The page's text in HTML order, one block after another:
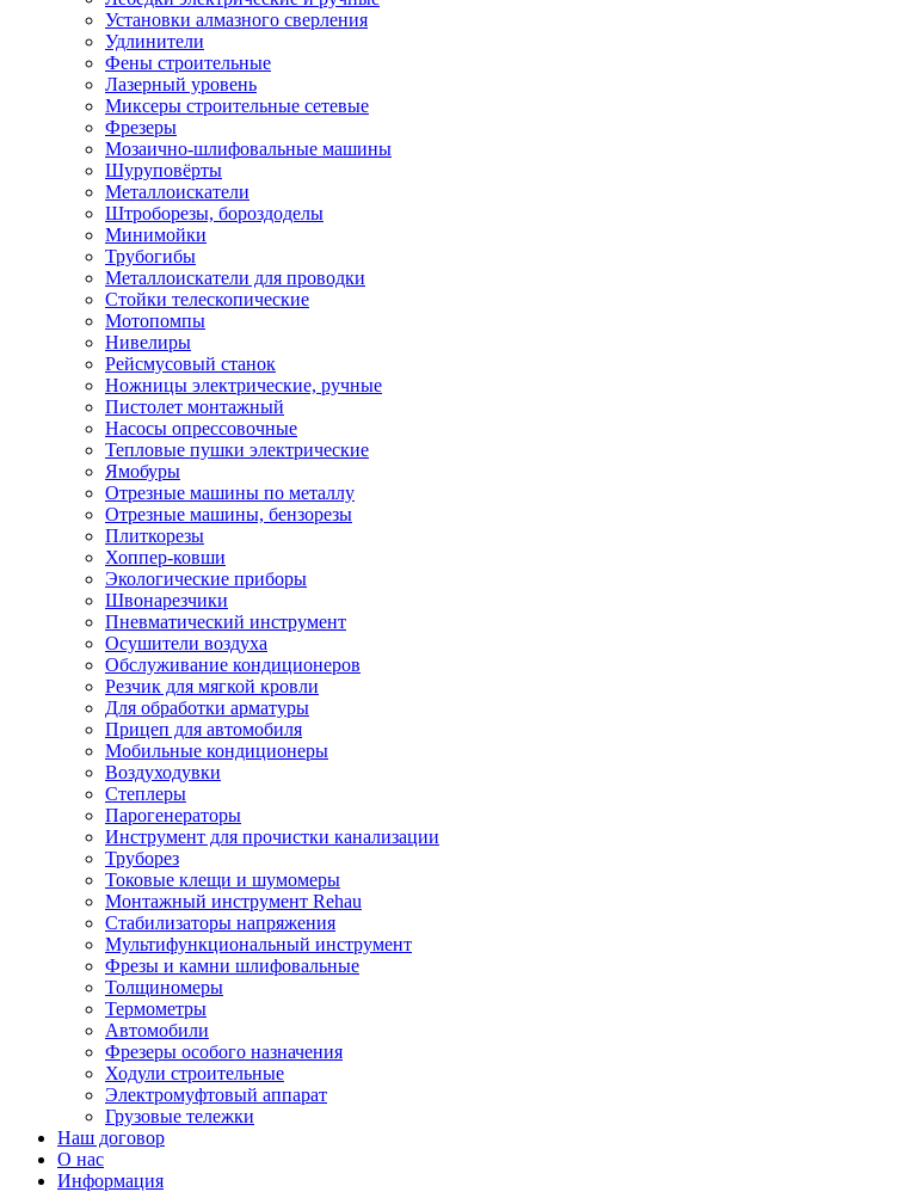
Установки алмазного сверления
Удлинители
Фены строительные
Лазерный уровень
Миксеры строительные сетевые
Фрезеры
Мозаично-шлифовальные машины
Шуруповёрты
Металлоискатели
Штроборезы, бороздоделы
Минимойки
Трубогибы
Металлоискатели для проводки
Стойки телескопические
Мотопомпы
Нивелиры
Рейсмусовый станок
Ножницы электрические, ручные
Пистолет монтажный
Насосы опрессовочные
Тепловые пушки электрические
Ямобуры
Отрезные машины по металлу
Отрезные машины, бензорезы
Плиткорезы
Хоппер-ковши
Экологические приборы
Швонарезчики
Пневматический инструмент
Осушители воздуха
Обслуживание кондиционеров
Резчик для мягкой кровли
Для обработки арматуры
Прицеп для автомобиля
Мобильные кондиционеры
Воздуходувки
Степлеры
Парогенераторы
Инструмент для прочистки канализации
Труборез
Токовые клещи и шумомеры
Монтажный инструмент Rehau
Стабилизаторы напряжения
Мультифункциональный инструмент
Фрезы и камни шлифовальные
Толщиномеры
Термометры
Автомобили
Фрезеры особого назначения
Ходули строительные
Электромуфтовый аппарат
Грузовые тележки
Наш договор
О нас
Информация